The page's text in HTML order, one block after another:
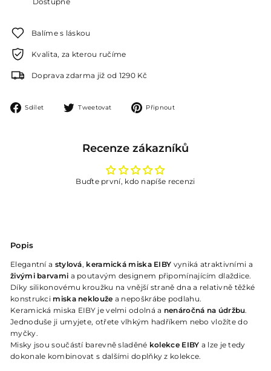
Balíme s láskou
Kvalita, za kterou ručíme
Doprava zdarma již od 1290 Kč
Sdílet
Sdílet
Tweetovat
TweetovatPřipnout
Recenze zákazníků
Buďte první, kdo napíše recenzi
Popis
Elegantní a stylová, keramická miska EIBY vyniká atraktivními a
živými barvami a poutavým designem připomínajícím dlaždice.
Díky silikonovému kroužku na vnější straně dna a relativně těžké
konstrukci miska neklouže a nepoškrábe podlahu.
Keramická miska EIBY je velmi odolná a nenáročná na údržbu.
Jednoduše ji umyjete, otřete vlhkým hadříkem nebo vložíte do
myčky.
Misky jsou součástí barevně sladěné kolekce EIBY a lze je tedy
dokonale kombinovat s dalšími doplňky z kolekce.